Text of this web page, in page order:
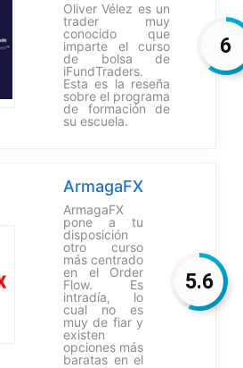
Oliver Vélez es un
trader muy
conocido que
imparte el curso
de bolsa de
iFundTraders.
Esta es la reseña
sobre el programa
de formación de
su escuela.
6
ArmagaFX
ArmagaFX
pone a tu
disposición
otro curso
más centrado
en el Order
Flow. Es
intradía, lo
cual no es
muy de fiar y
existen
opciones más
baratas en el
5.6